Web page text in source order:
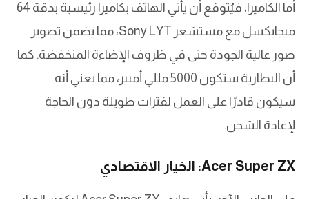
أما الكاميرا، فيُتوقع أن يأتي الهاتف بكاميرا رئيسية بدقة 64
ميجابكسل مع مستشعر Sony LYT، مما يضمن تصوير
صور عالية الجودة حتى في ظروف الإضاءة المنخفضة. كما
أن البطارية ستكون 5000 مللي أمبير، مما يعني أنه
سيكون قادرًا على العمل لفترات طويلة دون الحاجة
لإعادة الشحن.
Acer Super ZX: الخيار الاقتصادي